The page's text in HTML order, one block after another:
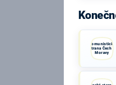
Komunistická
strana Čech a
Moravy